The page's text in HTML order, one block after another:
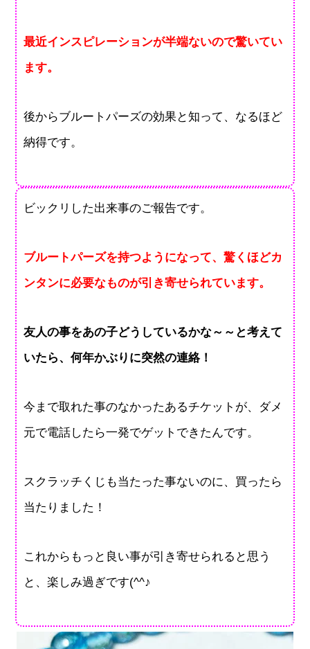
最近インスピレーションが半端ないので驚いてい
ます。
後からブルートパーズの効果と知って、なるほど
納得です。
ビックリした出来事のご報告です。
ブルートパーズを持つようになって、驚くほどカ
ンタンに必要なものが引き寄せられています。
友人の事をあの子どうしているかな～～と考えて
いたら、何年かぶりに突然の連絡！
今まで取れた事のなかったあるチケットが、ダメ
元で電話したら一発でゲットできたんです。
スクラッチくじも当たった事ないのに、買ったら
当たりました！
これからもっと良い事が引き寄せられると思う
と、楽しみ過ぎです(^^♪